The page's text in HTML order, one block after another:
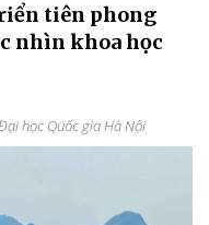
tiên phong
nhìn khoa học
học Quốc gia Hà Nội